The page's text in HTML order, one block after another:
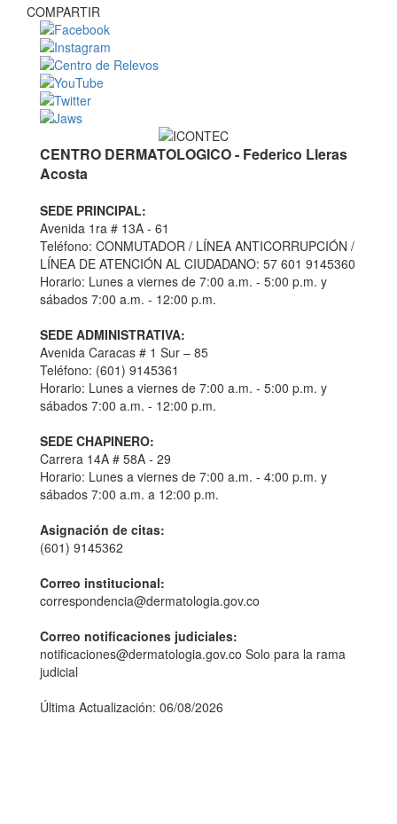
COMPARTIR
CENTRO DERMATOLOGICO - Federico Lleras
Acosta
SEDE PRINCIPAL:
Avenida 1ra # 13A - 61
Teléfono: CONMUTADOR / LÍNEA ANTICORRUPCIÓN /
LÍNEA DE ATENCIÓN AL CIUDADANO: 57 601 9145360
Horario: Lunes a viernes de 7:00 a.m. - 5:00 p.m. y
sábados 7:00 a.m. - 12:00 p.m.
SEDE ADMINISTRATIVA:
Avenida Caracas # 1 Sur – 85
Teléfono: (601) 9145361
Horario: Lunes a viernes de 7:00 a.m. - 5:00 p.m. y
sábados 7:00 a.m. - 12:00 p.m.
SEDE CHAPINERO:
Carrera 14A # 58A - 29
Horario: Lunes a viernes de 7:00 a.m. - 4:00 p.m. y
sábados 7:00 a.m. a 12:00 p.m.
Asignación de citas:
(601) 9145362
Correo institucional:
correspondencia@dermatologia.gov.co
Correo notificaciones judiciales:
notificaciones@dermatologia.gov.co Solo para la rama
judicial
Última Actualización: 06/08/2026